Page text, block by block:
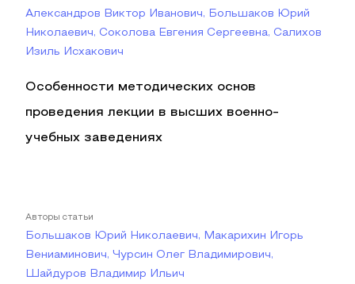
Александров Виктор Иванович, Большаков Юрий
Николаевич, Соколова Евгения Сергеевна, Салихов
Изиль Исхакович
Особенности методических основ
проведения лекции в высших военно-
учебных заведениях
Авторы статьи
Большаков Юрий Николаевич, Макарихин Игорь
Вениаминович, Чурсин Олег Владимирович,
Шайдуров Владимир Ильич